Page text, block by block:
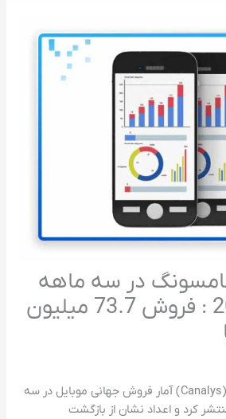
در سه ماهه
اول سال 2022 : فروش 73.7 میلیون
شرکت آمار گیر کانالیس (Canalys) آمار فروش جهانی موبایل در سه
سال 2022 را منتشر کرد و اعداد نشان از بازگشت